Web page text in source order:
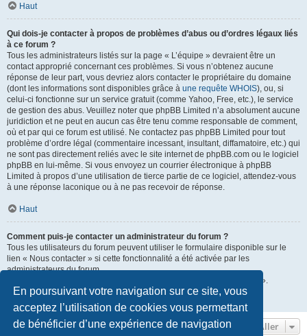
En poursuivant votre navigation sur ce site, vous
acceptez l’utilisation de cookies vous permettant
de bénéficier d’une expérience de navigation
Haut
Qui dois-je contacter à propos de problèmes d’abus ou d’ordres légaux liés
à ce forum ?
Tous les administrateurs listés sur la page « L’équipe » devraient être un
contact approprié concernant ces problèmes. Si vous n’obtenez aucune
réponse de leur part, vous devriez alors contacter le propriétaire du domaine
(dont les informations sont disponibles grâce à une requête WHOIS), ou, si
celui-ci fonctionne sur un service gratuit (comme Yahoo, Free, etc.), le service
de gestion des abus. Veuillez noter que phpBB Limited n’a absolument aucune
juridiction et ne peut en aucun cas être tenu comme responsable de comment,
où et par qui ce forum est utilisé. Ne contactez pas phpBB Limited pour tout
problème d’ordre légal (commentaire incessant, insultant, diffamatoire, etc.) qui
ne sont pas directement reliés avec le site internet de phpBB.com ou le logiciel
phpBB en lui-même. Si vous envoyez un courrier électronique à phpBB
Limited à propos d’une utilisation de tierce partie de ce logiciel, attendez-vous
à une réponse laconique ou à ne pas recevoir de réponse.
Haut
Comment puis-je contacter un administrateur du forum ?
Tous les utilisateurs du forum peuvent utiliser le formulaire disponible sur le
lien « Nous contacter » si cette fonctionnalité a été activée par les
administrateurs du forum.
Les membres du forum peuvent également utiliser le lien « L’équipe ».
Aller